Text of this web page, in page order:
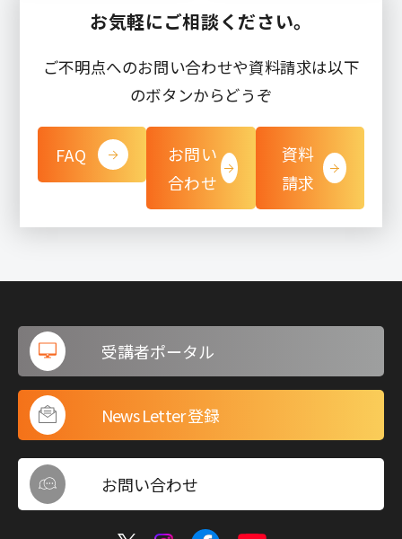
お気軽にご相談ください。
ご不明点へのお問い合わせや資料請求は以下
のボタンからどうぞ
FAQ
お問い
合わせ
資料
請求
受講者ポータル
News Letter 登録
お問い合わせ